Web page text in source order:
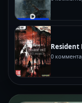
Resident
0